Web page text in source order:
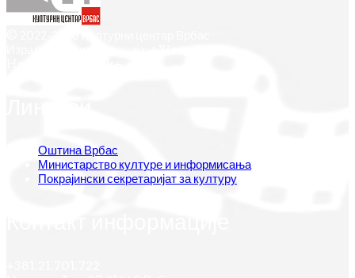
Оштина Врбас
Министарство културе и информисања
Покрајински секретаријат за културу